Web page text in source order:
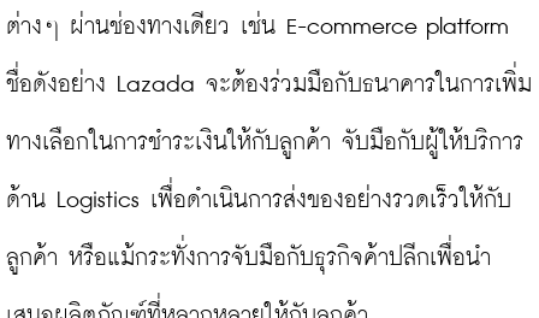
ต่างๆ ผ่านช่องทางเดียว เช่น E-commerce platform
ชื่อดังอย่าง Lazada จะต้องร่วมมือกับธนาคารในการเพิ่ม
ทางเลือกในการชำระเงินให้กับลูกค้า จับมือกับผู้ให้บริการ
ด้าน Logistics เพื่อดำเนินการส่งของอย่างรวดเร็วให้กับ
ลูกค้า หรือแม้กระทั่งการจับมือกับธุรกิจค้าปลีกเพื่อนำ